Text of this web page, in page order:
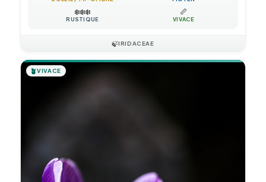
❄️❄️❄️
RUSTIQUE
📏
VIVACE
🍃IRIDACEAE
🪴VIVACE